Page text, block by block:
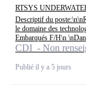
RTSYS
Descriptif du
le domaine des
Embarqués F/H\n
CDI - Non
Publié il y a 5 jours